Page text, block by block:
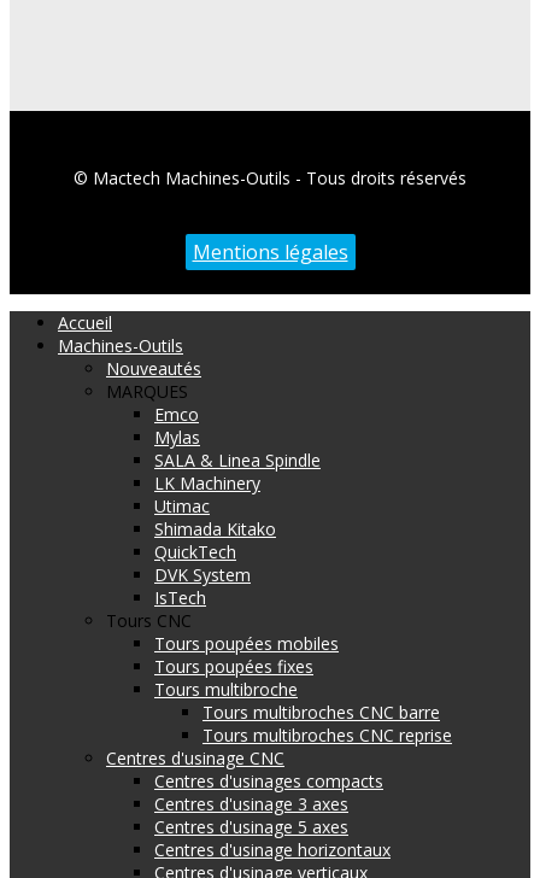
© Mactech Machines-Outils - Tous droits réservés
Mentions légales
Accueil
Machines-Outils
Nouveautés
MARQUES
Emco
Mylas
SALA & Linea Spindle
LK Machinery
Utimac
Shimada Kitako
QuickTech
DVK System
IsTech
Tours CNC
Tours poupées mobiles
Tours poupées fixes
Tours multibroche
Tours multibroches CNC barre
Tours multibroches CNC reprise
Centres d'usinage CNC
Centres d'usinages compacts
Centres d'usinage 3 axes
Centres d'usinage 5 axes
Centres d'usinage horizontaux
Centres d'usinage verticaux